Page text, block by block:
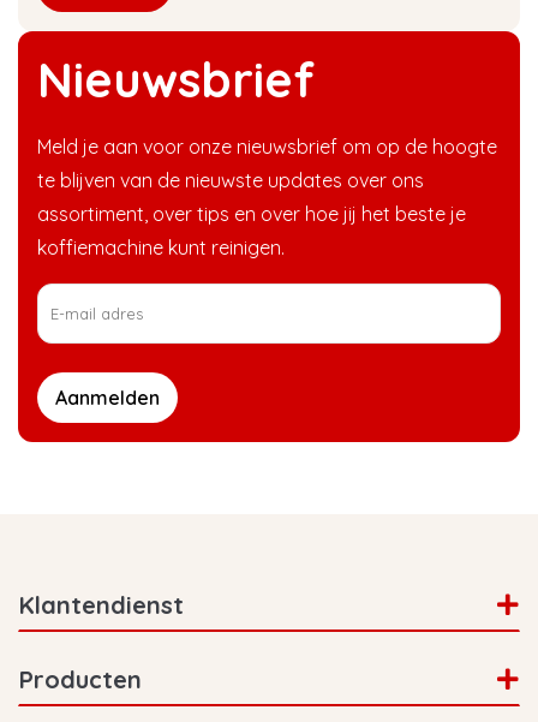
Nieuwsbrief
Meld je aan voor onze nieuwsbrief om op de hoogte
te blijven van de nieuwste updates over ons
assortiment, over tips en over hoe jij het beste je
koffiemachine kunt reinigen.
Aanmelden
Klantendienst
Producten